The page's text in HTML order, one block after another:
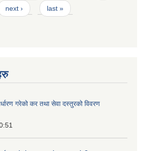
next › last »
गरेको कर तथा सेवा दस्तुरको विवरण